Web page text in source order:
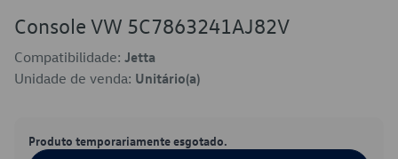
Console VW 5C7863241AJ82V
Compatibilidade: Jetta
Unidade de venda: Unitário(a)
Produto temporariamente esgotado.